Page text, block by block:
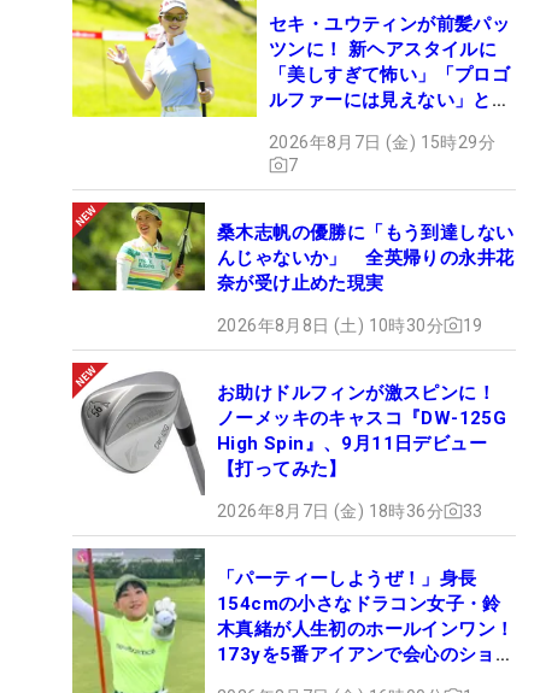
セキ・ユウティンが前髪パッ
ツンに！ 新ヘアスタイルに
「美しすぎて怖い」「プロゴ
ルファーには見えない」とコ
2026年8月7日 (金) 15時29分
7
桑木志帆の優勝に「もう到達しない
んじゃないか」 全英帰りの永井花
奈が受け止めた現実
2026年8月8日 (土) 10時30分 19
お助けドルフィンが激スピンに！
ノーメッキのキャスコ『DW-125G
High Spin』、9月11日デビュー
【打ってみた】
2026年8月7日 (金) 18時36分 33
「パーティーしようぜ！」身長
154cmの小さなドラコン女子・鈴
木真緒が人生初のホールインワン！
173yを5番アイアンで会心のショッ